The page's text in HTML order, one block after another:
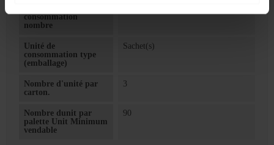
consommation
nombre
Unité de
consommation type
(emballage)
Sachet(s)
Nombre d'unité par
carton.
3
Nombre dunit par
palette Unit Minimum
vendable
90